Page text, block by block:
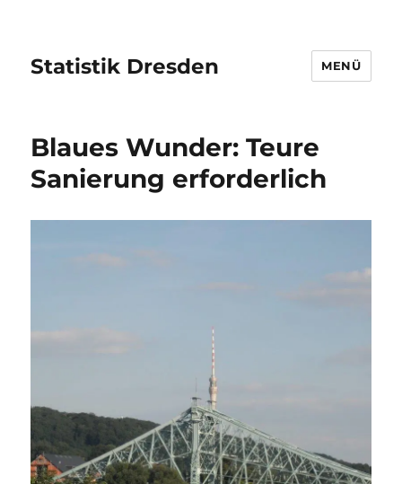
Statistik Dresden MENÜ
Blaues Wunder: Teure
Sanierung erforderlich